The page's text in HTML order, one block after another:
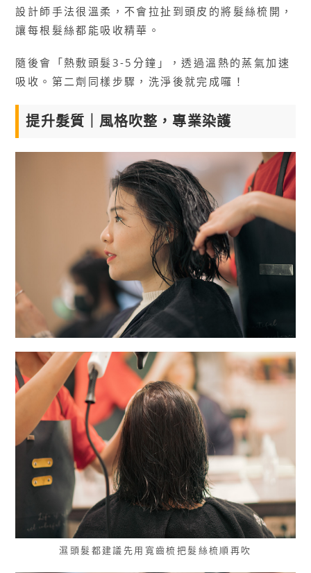
設計師手法很溫柔，不會拉扯到頭皮的將髮絲梳開，
讓每根髮絲都能吸收精華。
隨後會「熱敷頭髮3-5分鐘」，透過溫熱的蒸氣加速
吸收。第二劑同樣步驟，洗淨後就完成囉！
提升髮質｜風格吹整，專業染護
濕頭髮都建議先用寬齒梳把髮絲梳順再吹